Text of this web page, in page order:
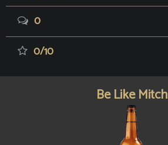
0
0/10
Be Like Mitch